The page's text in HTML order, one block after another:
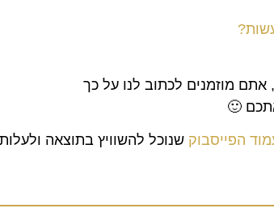
אתם מוזמנים לכתוב לנו על כך
🙂
הפייסבוק שנוכל להשוויץ בתוצאה